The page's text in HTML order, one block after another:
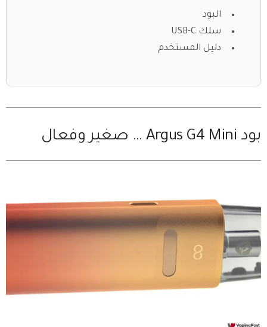
البود
سلك USB-C
دليل المستخدم
بود Argus G4 Mini … صغير وفعال